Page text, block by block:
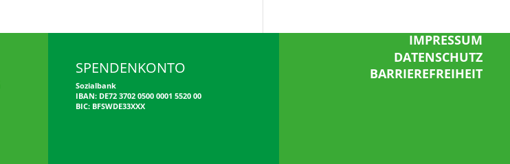
SPENDENKONTO
Sozialbank
IBAN: DE72 3702 0500 0001 5520 00
BIC: BFSWDE33XXX
IMPRESSUM
DATENSCHUTZ
BARRIEREFREIHEIT